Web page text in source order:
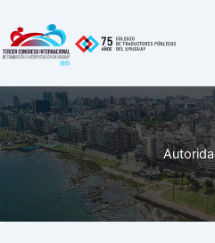
to
content